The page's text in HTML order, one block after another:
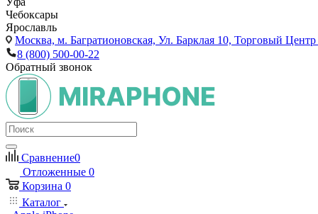
Чебоксары
Ярославль
Москва, м. Багратионовская, Ул. Барклая 10, Торговый
8 (800) 500-00-22
Обратный звонок
Сравнение0
Отложенные 0
Корзина 0
Каталог